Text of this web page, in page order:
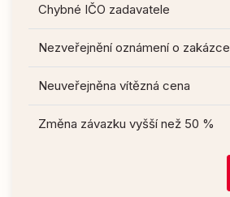
Chybné IČO zadavatele
Nezveřejnění oznámení o zakázce
Neuveřejněna vítězná cena
Změna závazku vyšší než 50 %